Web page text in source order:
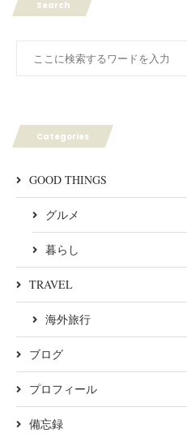
Search
Categories
GOOD THINGS
グルメ
暮らし
TRAVEL
海外旅行
ブログ
プロフィール
備忘録